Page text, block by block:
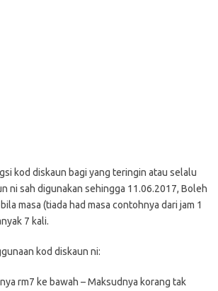
kod diskaun bagi yang teringin atau selalu
ni sah digunakan sehingga 11.06.2017, Boleh
masa (tiada had masa contohnya dari jam 1
7 kali.
kod diskaun ni:
rm7 ke bawah – Maksudnya korang tak